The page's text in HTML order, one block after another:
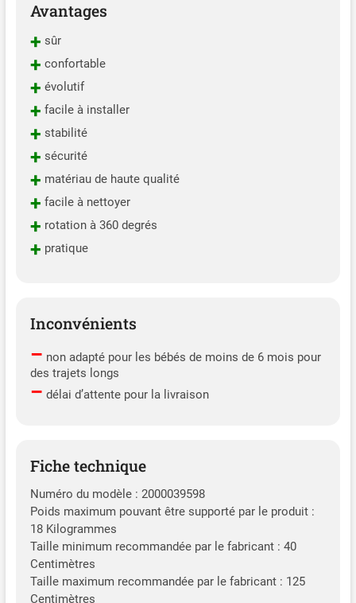
Avantages
+ sûr
+ confortable
+ évolutif
+ facile à installer
+ stabilité
+ sécurité
+ matériau de haute qualité
+ facile à nettoyer
+ rotation à 360 degrés
+ pratique
Inconvénients
– non adapté pour les bébés de moins de 6 mois pour
des trajets longs
– délai d’attente pour la livraison
Fiche technique
Numéro du modèle : 2000039598
Poids maximum pouvant être supporté par le produit :
18 Kilogrammes
Taille minimum recommandée par le fabricant : 40
Centimètres
Taille maximum recommandée par le fabricant : 125
Centimètres